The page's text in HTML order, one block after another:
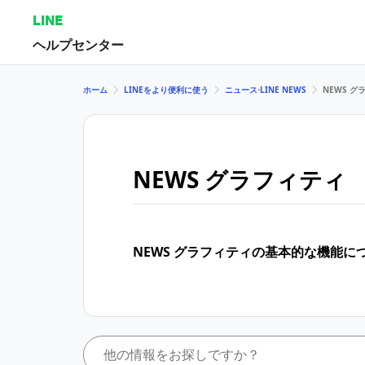
LINE
ヘルプセンター
ホーム LINEをより便利に使う ニュース⋅LINE NEWS NEWS グ
NEWS グラフィティ
NEWS グラフィティの基本的な機能に